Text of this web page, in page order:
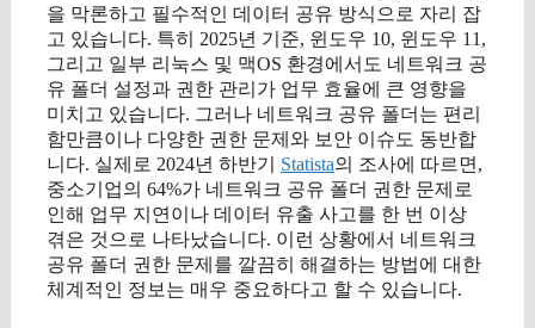
을 막론하고 필수적인 데이터 공유 방식으로 자리 잡
고 있습니다. 특히 2025년 기준, 윈도우 10, 윈도우 11,
그리고 일부 리눅스 및 맥OS 환경에서도 네트워크 공
유 폴더 설정과 권한 관리가 업무 효율에 큰 영향을
미치고 있습니다. 그러나 네트워크 공유 폴더는 편리
함만큼이나 다양한 권한 문제와 보안 이슈도 동반합
니다. 실제로 2024년 하반기 Statista의 조사에 따르면,
중소기업의 64%가 네트워크 공유 폴더 권한 문제로
인해 업무 지연이나 데이터 유출 사고를 한 번 이상
겪은 것으로 나타났습니다. 이런 상황에서 네트워크
공유 폴더 권한 문제를 깔끔히 해결하는 방법에 대한
체계적인 정보는 매우 중요하다고 할 수 있습니다.